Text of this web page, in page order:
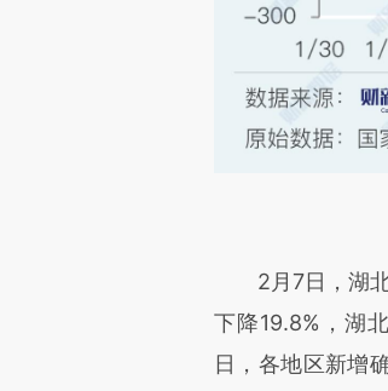
2月7日，湖北
下降19.8%，湖
日，各地区新增